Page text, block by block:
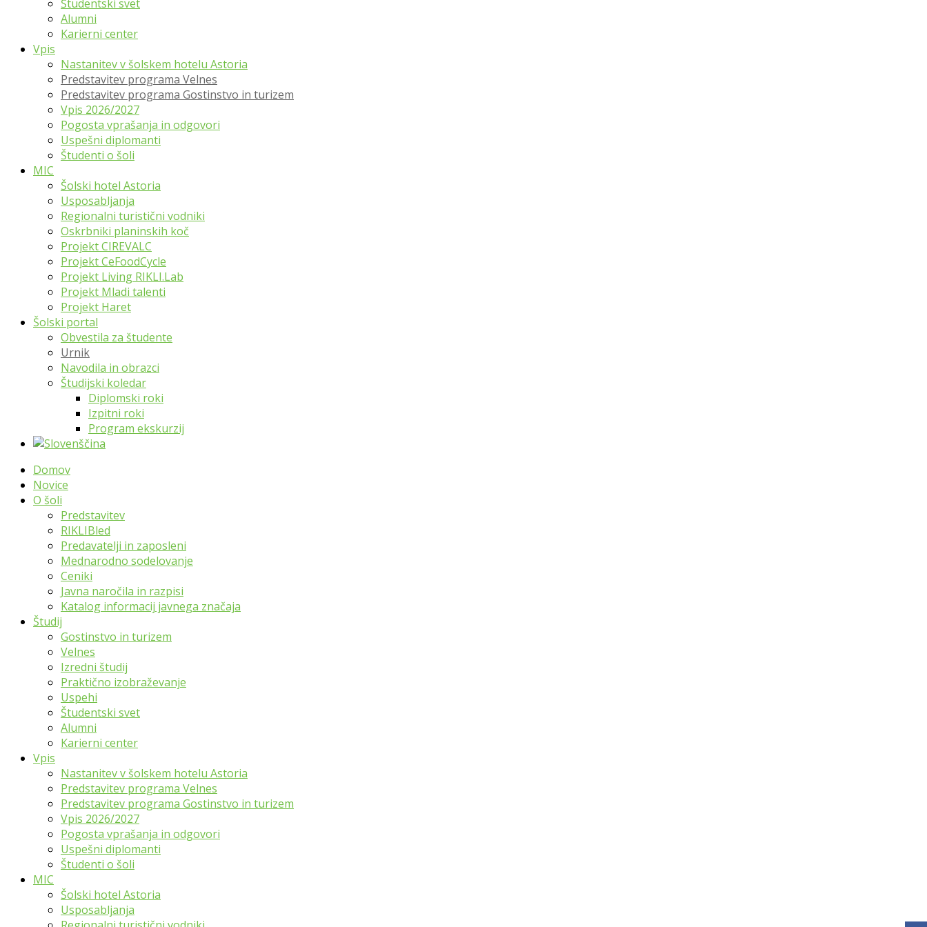
Študentski svet
Alumni
Karierni center
Vpis
Nastanitev v šolskem hotelu Astoria
Predstavitev programa Velnes
Predstavitev programa Gostinstvo in turizem
Vpis 2026/2027
Pogosta vprašanja in odgovori
Uspešni diplomanti
Študenti o šoli
MIC
Šolski hotel Astoria
Usposabljanja
Regionalni turistični vodniki
Oskrbniki planinskih koč
Projekt CIREVALC
Projekt CeFoodCycle
Projekt Living RIKLI.Lab
Projekt Mladi talenti
Projekt Haret
Šolski portal
Obvestila za študente
Urnik
Navodila in obrazci
Študijski koledar
Diplomski roki
Izpitni roki
Program ekskurzij
Domov
Novice
O šoli
Predstavitev
RIKLIBled
Predavatelji in zaposleni
Mednarodno sodelovanje
Ceniki
Javna naročila in razpisi
Katalog informacij javnega značaja
Študij
Gostinstvo in turizem
Velnes
Izredni študij
Praktično izobraževanje
Uspehi
Študentski svet
Alumni
Karierni center
Vpis
Nastanitev v šolskem hotelu Astoria
Predstavitev programa Velnes
Predstavitev programa Gostinstvo in turizem
Vpis 2026/2027
Pogosta vprašanja in odgovori
Uspešni diplomanti
Študenti o šoli
MIC
Šolski hotel Astoria
Usposabljanja